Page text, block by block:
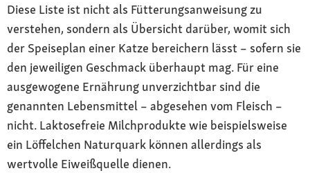
Diese Liste ist nicht als Fütterungsanweisung zu
verstehen, sondern als Übersicht darüber, womit sich
der Speiseplan einer Katze bereichern lässt – sofern sie
den jeweiligen Geschmack überhaupt mag. Für eine
ausgewogene Ernährung unverzichtbar sind die
genannten Lebensmittel – abgesehen vom Fleisch –
nicht. Laktosefreie Milchprodukte wie beispielsweise
ein Löffelchen Naturquark können allerdings als
wertvolle Eiweißquelle dienen.